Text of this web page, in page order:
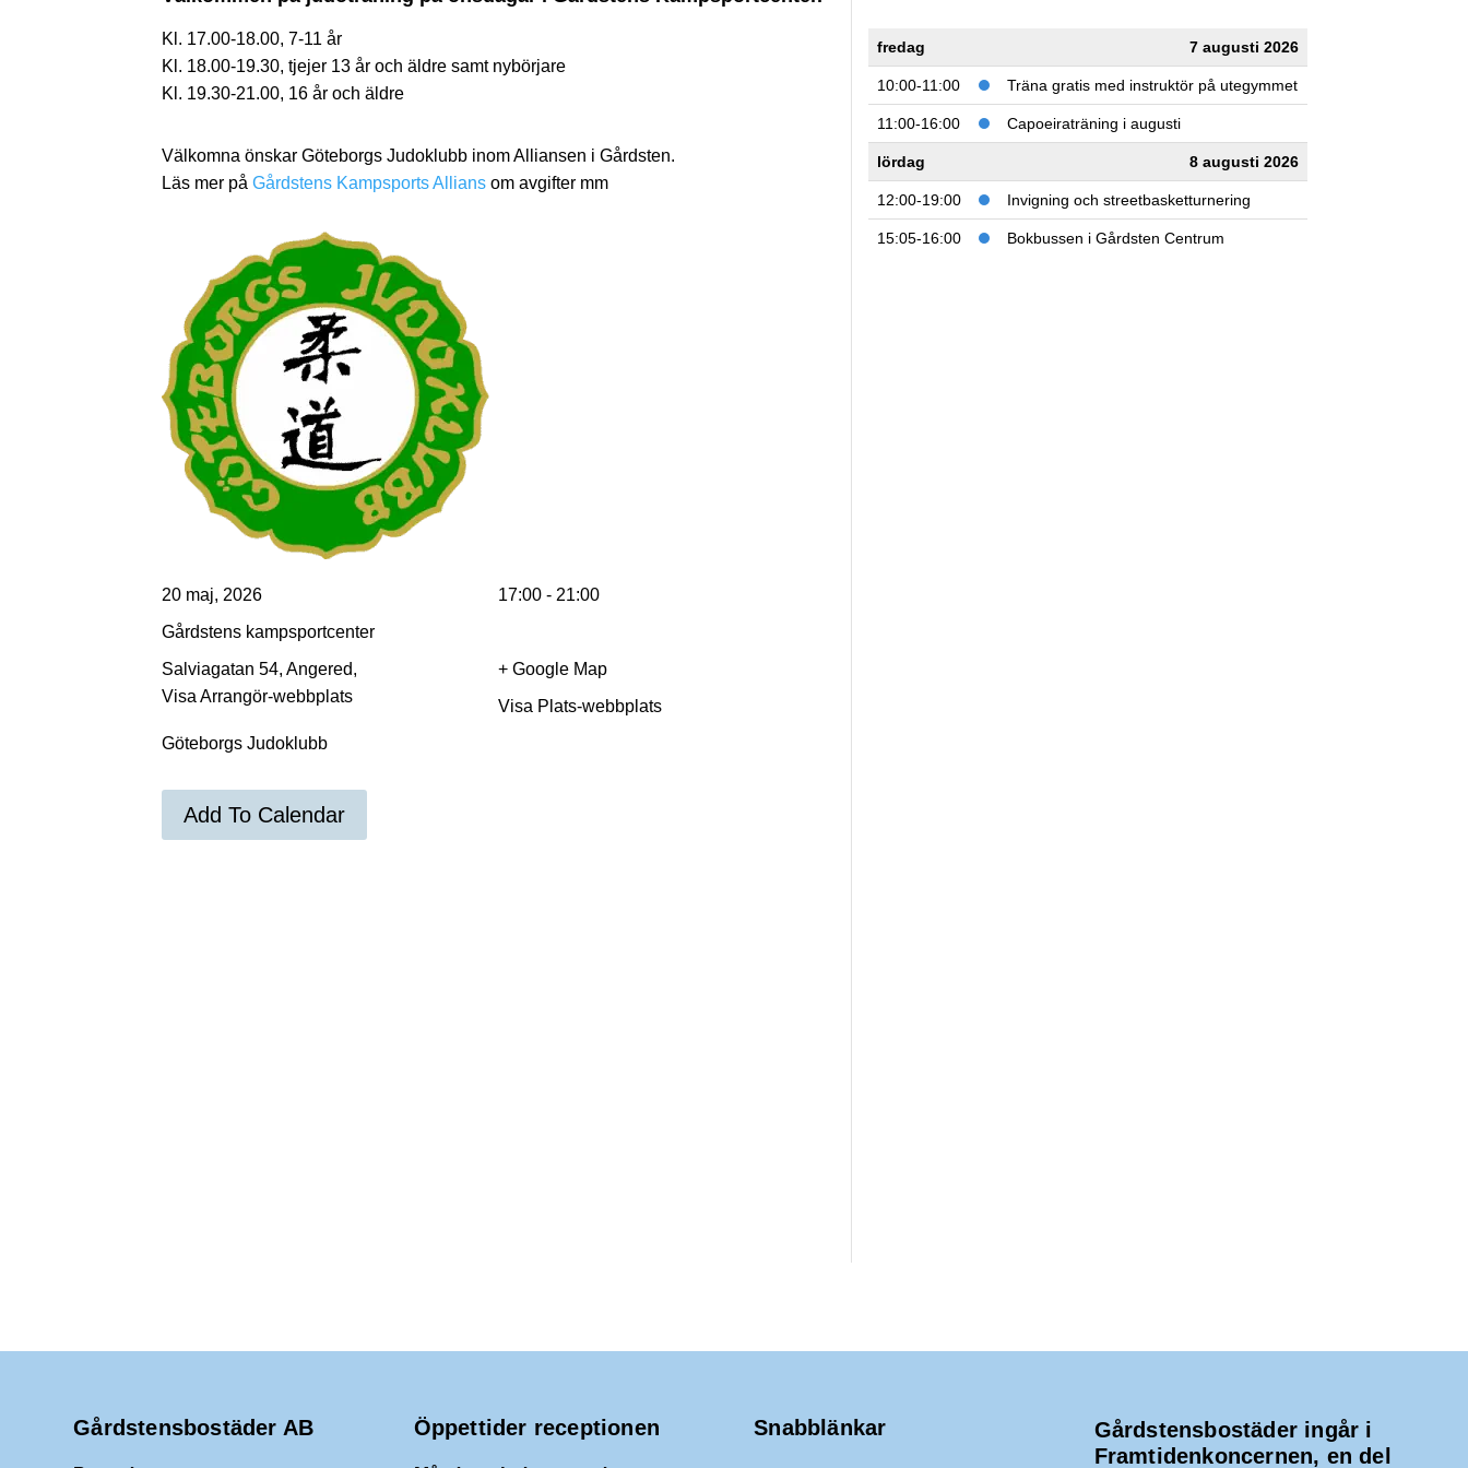
Kl. 17.00-18.00, 7-11 år
Kl. 18.00-19.30, tjejer 13 år och äldre samt nybörjare
Kl. 19.30-21.00, 16 år och äldre
Välkomna önskar Göteborgs Judoklubb inom Alliansen i Gårdsten.
Läs mer på Gårdstens Kampsports Allians om avgifter mm
20 maj, 2026
17:00 - 21:00
Gårdstens kampsportcenter
Salviagatan 54, Angered,
+ Google Map
Visa Plats-webbplats
Göteborgs Judoklubb
Visa Arrangör-webbplats
Add To Calendar
fredag 7 augusti 2026
10:00-11:00 Träna gratis med instruktör på utegymmet
11:00-16:00 Capoeiraträning i augusti
lördag 8 augusti 2026
12:00-19:00 Invigning och streetbasketturnering
15:05-16:00 Bokbussen i Gårdsten Centrum
Gårdstensbostäder AB Öppettider receptionen Snabblänkar
Gårdstensbostäder ingår i
Framtidenkoncernen, en del